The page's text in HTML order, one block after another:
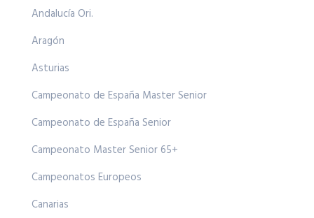
Andalucía Ori.
Aragón
Asturias
Campeonato de España Master Senior
Campeonato de España Senior
Campeonato Master Senior 65+
Campeonatos Europeos
Canarias